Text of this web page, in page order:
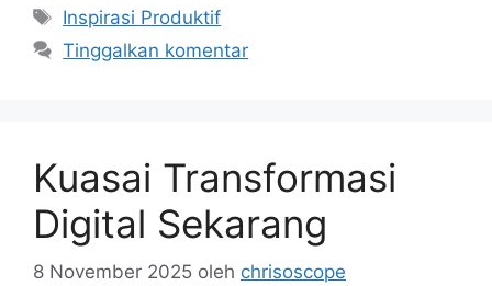
Tag
Inspirasi Produktif
Tinggalkan komentar
Kuasai Transformasi
Digital Sekarang
8 November 2025 oleh chrisoscope